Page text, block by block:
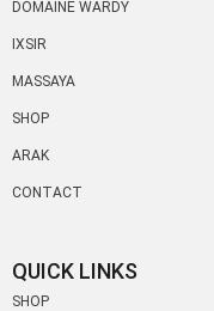
DOMAINE WARDY
IXSIR
MASSAYA
SHOP
ARAK
CONTACT
QUICK LINKS
SHOP